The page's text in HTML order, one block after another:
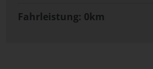
Fahrleistung: 0km